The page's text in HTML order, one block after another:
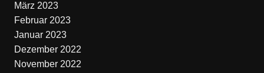
März 2023
Februar 2023
Januar 2023
Dezember 2022
November 2022